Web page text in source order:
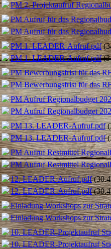
PM 2. Projektaufruf
PM Aufruf für das
PM Aufruf für das
PM 1. LEADER-Aufruf.pdf
PM 1. LEADER-Aufruf.pdf
PM Bewerbungsfrist für das
PM Bewerbungsfrist für das
PM Aufruf Regionalbudget
PM Aufruf Regionalbudget
PM 13. LEADER-Aufruf.pdf
PM 13. LEADER-Aufruf.pdf
PM Aufruf Restmittel
PM Aufruf Restmittel
12. LEADER-Aufruf.pdf
12. LEADER-Aufruf.pdf
Einladung Workshops zur
Einladung Workshops zur
10. LEADER-Projektaufruf
10. LEADER-Projektaufruf